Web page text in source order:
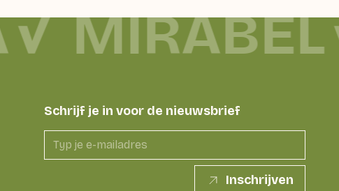
MIRABEL
Schrijf je in voor de nieuwsbrief
Inschrijven